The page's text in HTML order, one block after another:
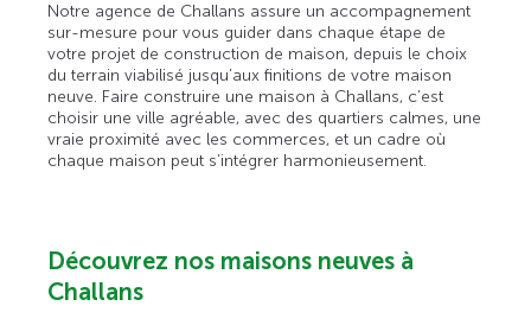
Notre agence de Challans assure un accompagnement
sur-mesure pour vous guider dans chaque étape de
votre projet de construction de maison, depuis le choix
du terrain viabilisé jusqu’aux finitions de votre maison
neuve. Faire construire une maison à Challans, c’est
choisir une ville agréable, avec des quartiers calmes, une
vraie proximité avec les commerces, et un cadre où
chaque maison peut s’intégrer harmonieusement.
Découvrez nos maisons neuves à
Challans